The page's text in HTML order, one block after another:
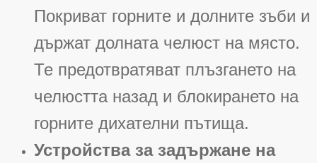
Покриват горните и долните зъби и
държат долната челюст на място.
Те предотвратяват плъзгането на
челюстта назад и блокирането на
горните дихателни пътища.
Устройства за задържане на